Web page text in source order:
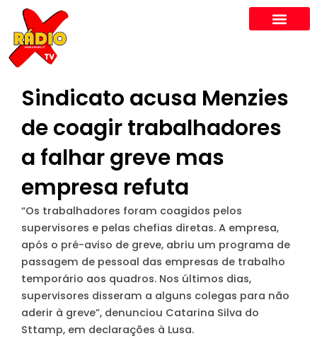
content
Sindicato acusa Menzies
de coagir trabalhadores
a falhar greve mas
empresa refuta
“Os trabalhadores foram coagidos pelos
supervisores e pelas chefias diretas. A empresa,
após o pré-aviso de greve, abriu um programa de
passagem de pessoal das empresas de trabalho
temporário aos quadros. Nos últimos dias,
supervisores disseram a alguns colegas para não
aderir à greve”, denunciou Catarina Silva do
Sttamp, em declarações à Lusa.